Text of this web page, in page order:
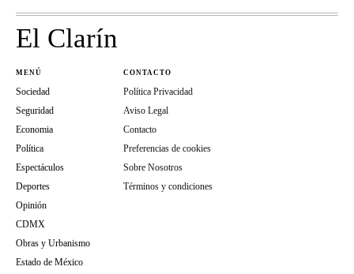
El Clarín
MENÚ
Sociedad
Seguridad
Economia
Política
Espectáculos
Deportes
Opinión
CDMX
Obras y Urbanismo
Estado de México
CONTACTO
Política Privacidad
Aviso Legal
Contacto
Preferencias de cookies
Sobre Nosotros
Términos y condiciones